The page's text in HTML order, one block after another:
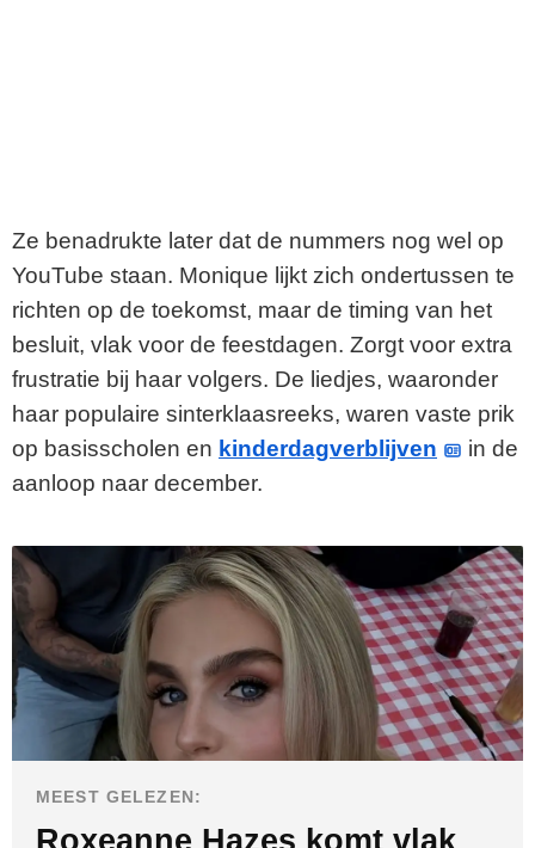
Ze benadrukte later dat de nummers nog wel op
YouTube staan. Monique lijkt zich ondertussen te
richten op de toekomst, maar de timing van het
besluit, vlak voor de feestdagen. Zorgt voor extra
frustratie bij haar volgers. De liedjes, waaronder
haar populaire sinterklaasreeks, waren vaste prik
op basisscholen en kinderdagverblijven
in de
aanloop naar december.
MEEST GELEZEN: